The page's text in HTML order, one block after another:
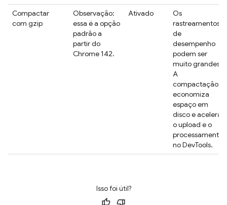
Compactar
com gzip
Observação:
essa é a opção
padrão a
partir do
Chrome 142.
Ativado
Os
rastreamentos
de
desempenho
podem ser
muito grandes.
A
compactação
economiza
espaço em
disco e acelera
o upload e o
processamento
no DevTools.
Isso foi útil?